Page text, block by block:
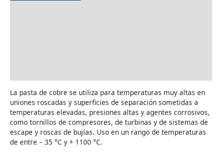
La pasta de cobre se utiliza para temperaturas muy altas en
uniones roscadas y superficies de separación sometidas a
temperaturas elevadas, presiones altas y agentes corrosivos,
como tornillos de compresores, de turbinas y de sistemas de
escape y roscas de bujías. Uso en un rango de temperaturas
de entre – 35 °C y + 1100 °C.